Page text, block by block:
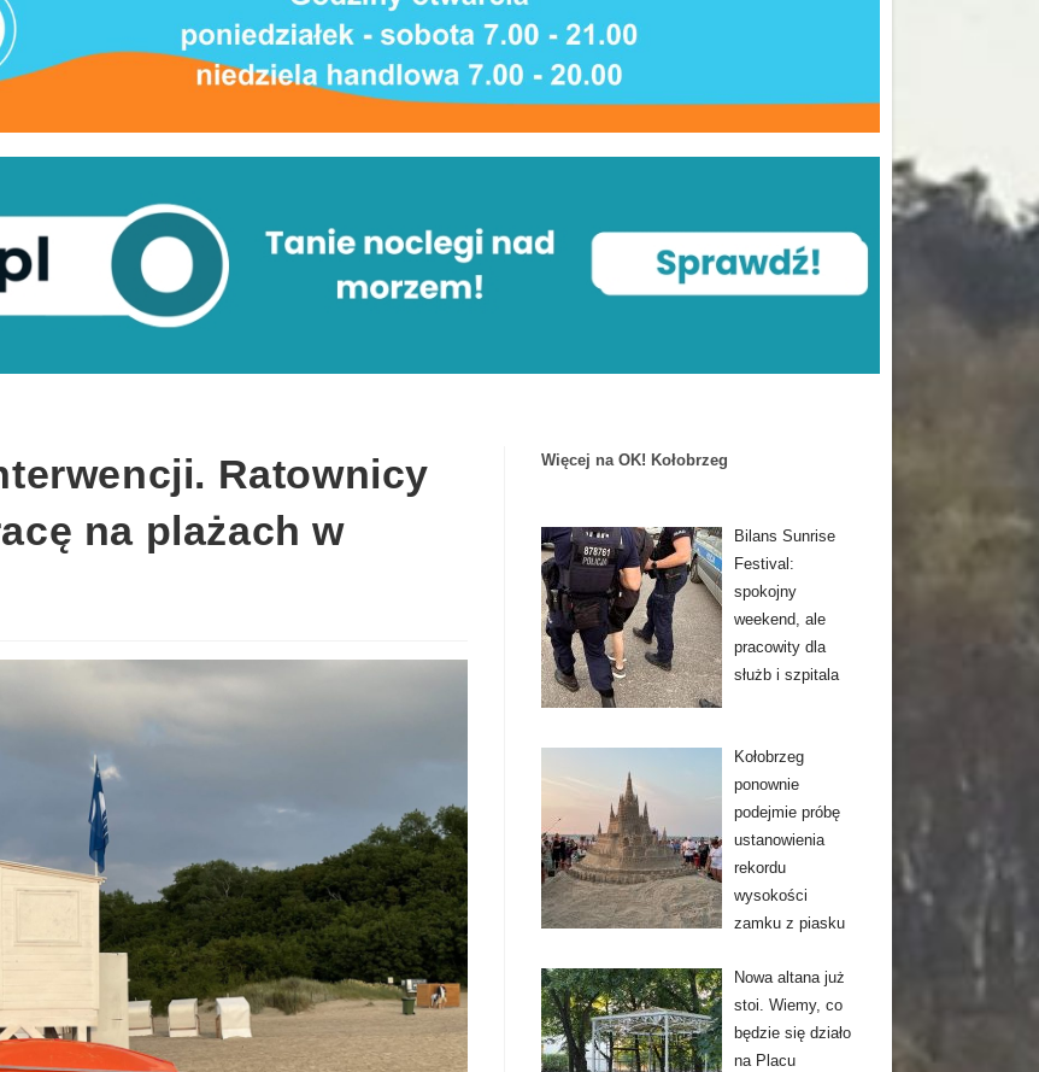
Ratownicy
na plażach w
Więcej na OK! Kołobrzeg
Bilans Sunrise
Festival:
spokojny
weekend, ale
pracowity dla
służb i szpitala
Kołobrzeg
ponownie
podejmie próbę
ustanowienia
rekordu
wysokości
zamku z piasku
Nowa altana już
stoi. Wiemy, co
będzie się działo
na Placu